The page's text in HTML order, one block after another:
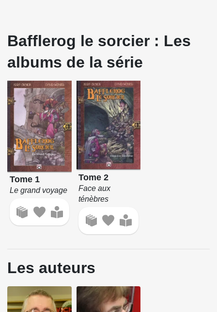
Bafflerog le sorcier : Les
albums de la série
Tome 1
Le grand voyage
Tome 2
Face aux
ténèbres
Les auteurs